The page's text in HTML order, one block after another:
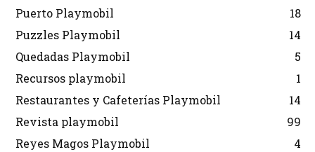
Puerto Playmobil
18
Puzzles Playmobil
14
Quedadas Playmobil
5
Recursos playmobil
1
Restaurantes y Cafeterías Playmobil
14
Revista playmobil
99
Reyes Magos Playmobil
4